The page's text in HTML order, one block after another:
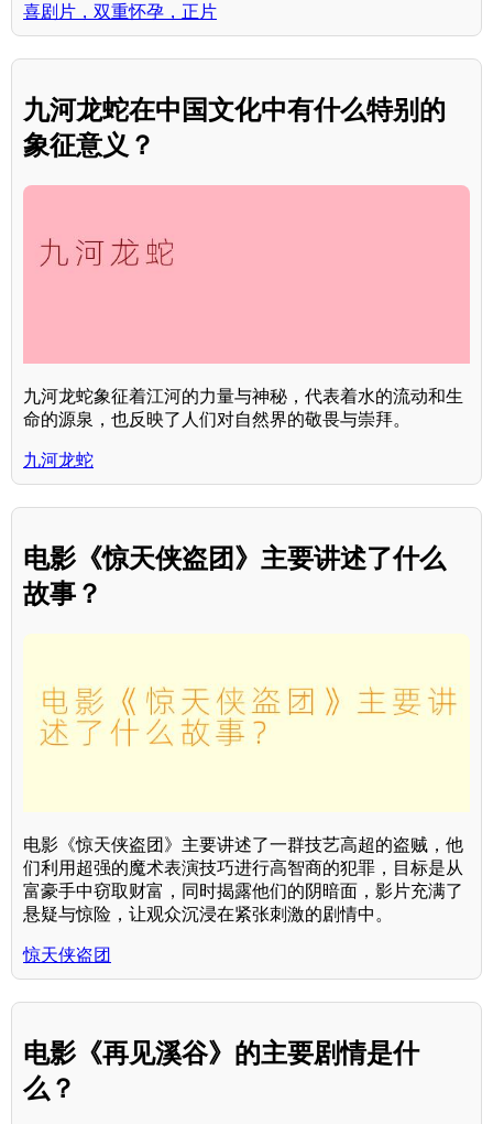
喜剧片，双重怀孕，正片
九河龙蛇在中国文化中有什么特别的
象征意义？
九河龙蛇象征着江河的力量与神秘，代表着水的流动和生
命的源泉，也反映了人们对自然界的敬畏与崇拜。
九河龙蛇
电影《惊天侠盗团》主要讲述了什么
故事？
电影《惊天侠盗团》主要讲述了一群技艺高超的盗贼，他
们利用超强的魔术表演技巧进行高智商的犯罪，目标是从
富豪手中窃取财富，同时揭露他们的阴暗面，影片充满了
悬疑与惊险，让观众沉浸在紧张刺激的剧情中。
惊天侠盗团
电影《再见溪谷》的主要剧情是什
么？